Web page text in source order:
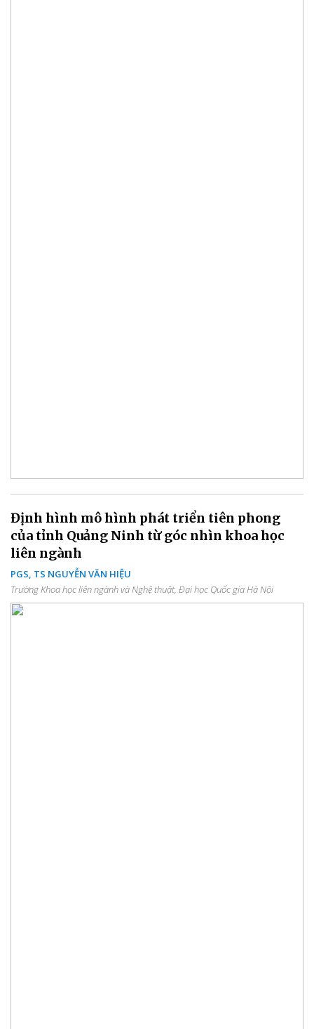
Định hình mô hình phát triển tiên phong
của tỉnh Quảng Ninh từ góc nhìn khoa học
liên ngành
PGS, TS NGUYỄN VĂN HIỆU
Trường Khoa học liên ngành và Nghệ thuật, Đại học Quốc gia Hà Nội